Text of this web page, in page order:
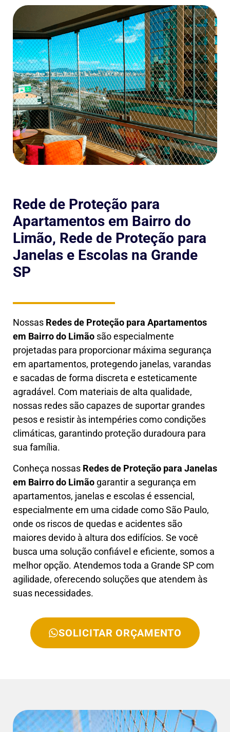
Rede de Proteção para
Apartamentos em Bairro do
Limão, Rede de Proteção para
Janelas e Escolas na Grande
SP
Nossas Redes de Proteção para Apartamentos
em Bairro do Limão são especialmente
projetadas para proporcionar máxima segurança
em apartamentos, protegendo janelas, varandas
e sacadas de forma discreta e esteticamente
agradável. Com materiais de alta qualidade,
nossas redes são capazes de suportar grandes
pesos e resistir às intempéries como condições
climáticas, garantindo proteção duradoura para
sua família.
Conheça nossas Redes de Proteção para Janelas
em Bairro do Limão garantir a segurança em
apartamentos, janelas e escolas é essencial,
especialmente em uma cidade como São Paulo,
onde os riscos de quedas e acidentes são
maiores devido à altura dos edifícios. Se você
busca uma solução confiável e eficiente, somos a
melhor opção. Atendemos toda a Grande SP com
agilidade, oferecendo soluções que atendem às
suas necessidades.
SOLICITAR ORÇAMENTO